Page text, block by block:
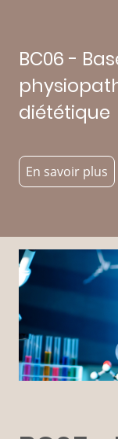
BC06 -
diététique
En savoir plus